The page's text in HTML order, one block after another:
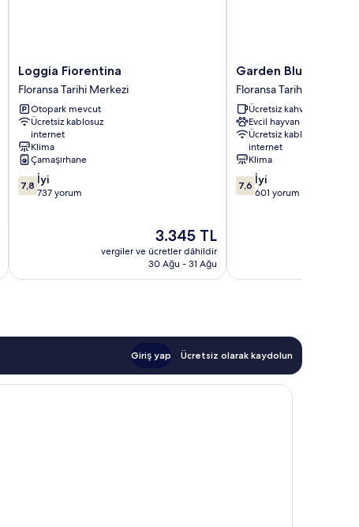
Loggia
Fiorentina
Floransa
Tarihi
Merkezi
Loggia Fiorentina
Floransa Tarihi Merkezi
Otopark mevcut
Ücretsiz kablosuz
internet
Klima
Çamaşırhane
10
üzerinden
7,8 İyi
737 yorum
Güncel
fiyat:
3.345 TL
3.345 TL
vergiler ve ücretler dâhildir
30 Ağu - 31 Ağu
Garden
Blue
Floransa
Tarihi
Merkezi
Garden Blue
Floransa Tarihi Merkezi
Ücretsiz kahvaltı
Evcil hayvan dostu
Ücretsiz kablosuz
internet
Klima
10
üzerinden
7,6 İyi
601 yorum
Giriş yap Ücretsiz olarak kaydolun